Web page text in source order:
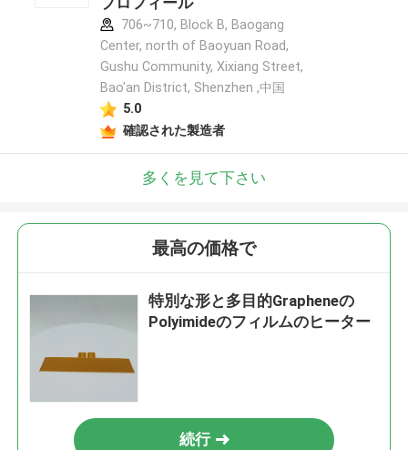
706~710, Block B, Baogang
Center, north of Baoyuan Road,
Gushu Community, Xixiang Street,
Bao'an District, Shenzhen ,中国
5.0
確認された製造者
多くを見て下さい
最高の価格で
特別な形と多目的Grapheneの
Polyimideのフィルムのヒーター
続行